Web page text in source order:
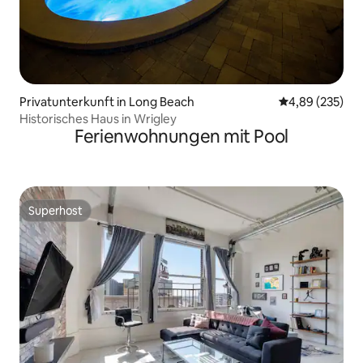
Privatunterkunft in Long Beach
4,89 (235)
Historisches Haus in Wrigley
Ferienwohnungen mit Pool
Superhost
Superhost